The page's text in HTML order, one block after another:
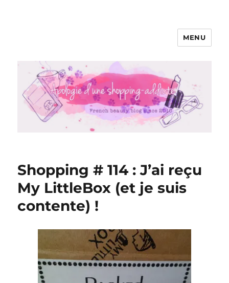
Apologie d'une Shopping-addicte
MENU
Shopping # 114 : J’ai reçu
My LittleBox (et je suis
contente) !